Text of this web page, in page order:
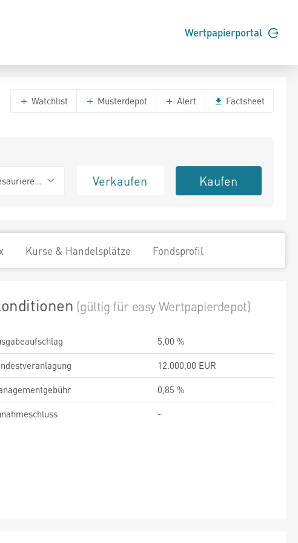
Wertpapierportal
Watchlist Musterdepot Alert Factsheet
Verkaufen Kaufen
Kurse & Handelsplätze Fondsprofil
(gültig für easy Wertpapierdepot)
5,00 %
12.000,00 EUR
0,85 %
-